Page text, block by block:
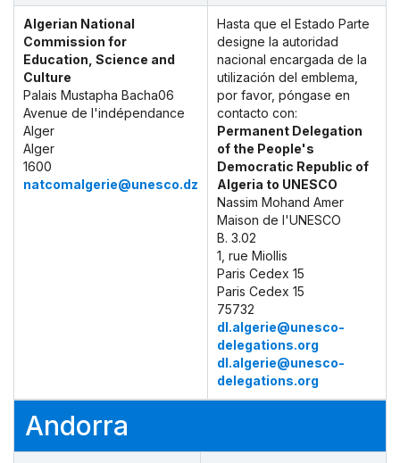
Algerian National
Commission for
Education, Science and
Culture
Palais Mustapha Bacha06
Avenue de l'indépendance
Alger
Alger
1600
natcomalgerie@unesco.dz
Hasta que el Estado Parte
designe la autoridad
nacional encargada de la
utilización del emblema,
por favor, póngase en
contacto con:
Permanent Delegation
of the People's
Democratic Republic of
Algeria to UNESCO
Nassim Mohand Amer
Maison de l'UNESCO
B. 3.02
1, rue Miollis
Paris Cedex 15
Paris Cedex 15
75732
dl.algerie@unesco-
delegations.org
dl.algerie@unesco-
delegations.org
Andorra